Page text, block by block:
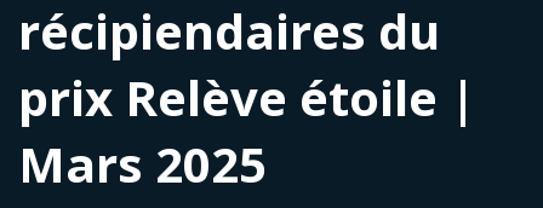
récipiendaires du
prix Relève étoile |
Mars 2025